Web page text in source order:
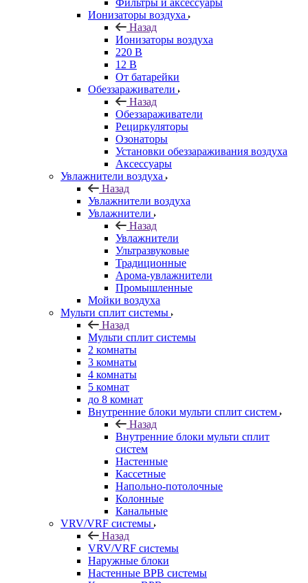
Фильтры и аксессуары
Ионизаторы воздуха
Назад
Ионизаторы воздуха
220 В
12 В
От батарейки
Обеззараживатели
Назад
Обеззараживатели
Рециркуляторы
Озонаторы
Установки обеззараживания воздуха
Аксессуары
Увлажнители воздуха
Назад
Увлажнители воздуха
Увлажнители
Назад
Увлажнители
Ультразвуковые
Традиционные
Арома-увлажнители
Промышленные
Мойки воздуха
Мульти сплит системы
Назад
Мульти сплит системы
2 комнаты
3 комнаты
4 комнаты
5 комнат
до 8 комнат
Внутренние блоки мульти сплит систем
Назад
Внутренние блоки мульти сплит
систем
Настенные
Кассетные
Напольно-потолочные
Колонные
Канальные
VRV/VRF системы
Назад
VRV/VRF системы
Наружные блоки
Настенные ВРВ системы